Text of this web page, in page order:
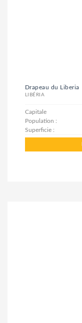
Drapeau du Liberia
LIBÉRIA
Capitale
Population :
Superficie :